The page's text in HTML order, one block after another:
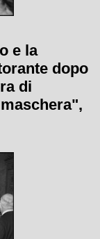
e la
dopo
di
con la
Scala